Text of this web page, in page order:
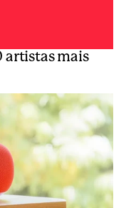
artistas mais